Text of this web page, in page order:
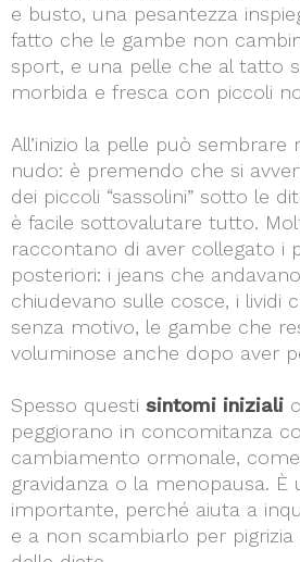
e busto, una pesantezza
fatto che le gambe non
sport, e una pelle che al tatto
morbida e fresca con piccoli
All’inizio la pelle può
nudo: è premendo che si
dei piccoli “sassolini” sotto le
è facile sottovalutare tutto.
raccontano di aver collegato i
posteriori: i jeans che
chiudevano sulle cosce, i lividi
senza motivo, le gambe che
voluminose anche dopo aver
Spesso questi sintomi iniziali
peggiorano in concomitanza
cambiamento ormonale,
gravidanza o la menopausa. È
importante, perché aiuta a
e a non scambiarlo per